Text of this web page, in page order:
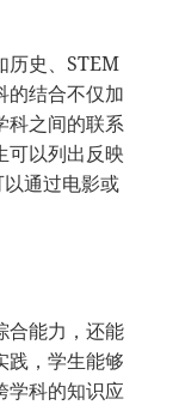
历史、STEM
的结合不仅加
科之间的联系
可以列出反映
通过电影或
合能力，还能
践，学生能够
学科的知识应